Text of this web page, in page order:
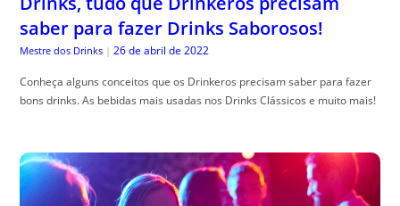
saber para fazer Drinks Saborosos!
Mestre dos Drinks | 26 de abril de 2022
Conheça alguns conceitos que os Drinkeros precisam saber para fazer
bons drinks. As bebidas mais usadas nos Drinks Clássicos e muito mais!